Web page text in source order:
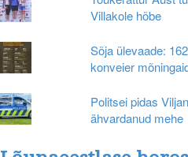
Villakole hõbe
Sõja ülevaade:
konveier
Politsei pidas
ähvardanud mehe